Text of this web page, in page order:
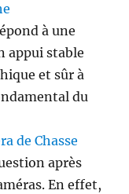
à une
appui stable
et sûr à
du
de Chasse
après
En effet,